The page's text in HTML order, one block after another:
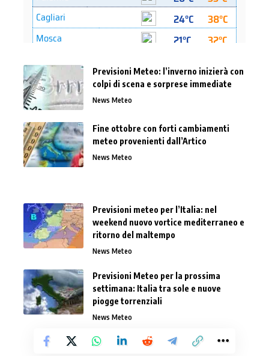
Previsioni Meteo: l’inverno inizierà con
colpi di scena e sorprese immediate
News Meteo
Fine ottobre con forti cambiamenti
meteo provenienti dall’Artico
News Meteo
Previsioni meteo per l’Italia: nel
weekend nuovo vortice mediterraneo e
ritorno del maltempo
News Meteo
Previsioni Meteo per la prossima
settimana: Italia tra sole e nuove
piogge torrenziali
News Meteo